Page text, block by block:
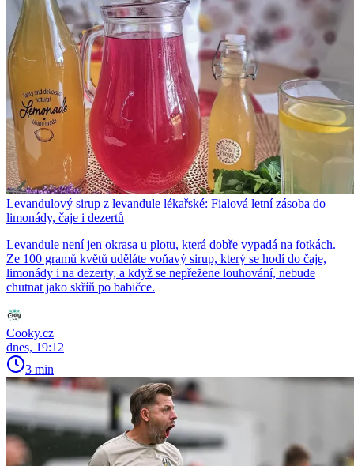
Levandulový sirup z levandule lékařské: Fialová letní zásoba do
limonády, čaje i dezertů
Levandule není jen okrasa u plotu, která dobře vypadá na fotkách.
Ze 100 gramů květů uděláte voňavý sirup, který se hodí do čaje,
limonády i na dezerty, a když se nepřežene louhování, nebude
chutnat jako skříň po babičce.
Cooky.cz
dnes, 19:12
3 min